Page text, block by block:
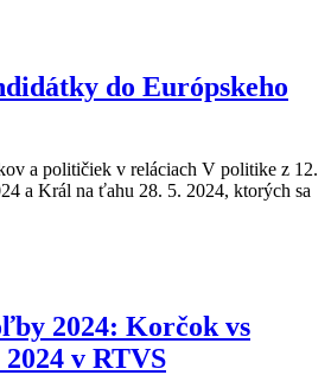
do Európskeho
a političiek v reláciach V politike z 12.
a Král na ťahu 28. 5. 2024, ktorých sa
2024: Korčok vs
v RTVS